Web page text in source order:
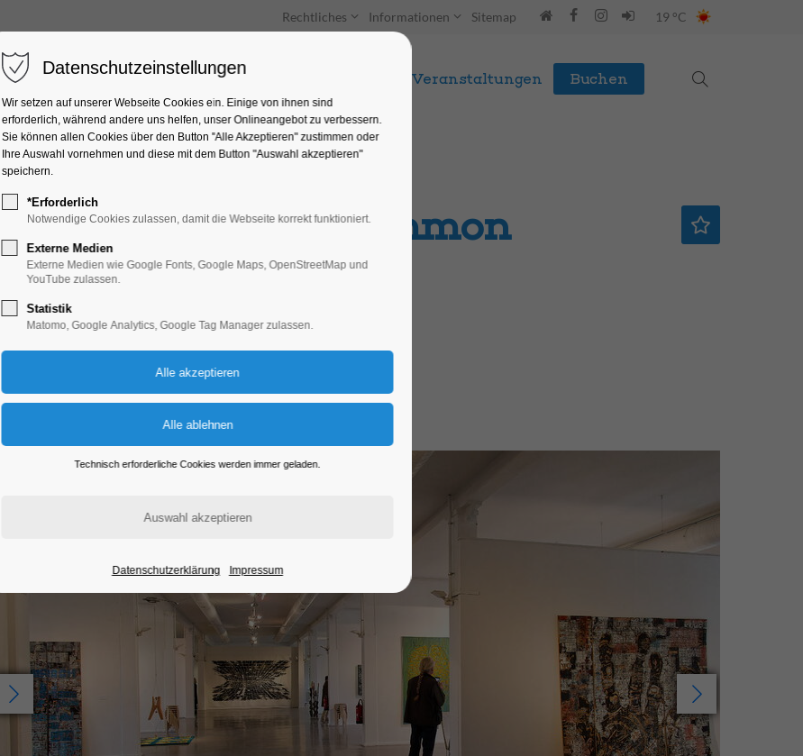
Rechtliches Informationen Sitemap 19 °C
Unterkünfte Entdecken & Erleben Veranstaltungen Buchen
die Ausstellung 'Common
Ground'
Ausstellung, Kunst
20.10.2024, 13:00–18:00
Eintritt frei
Datenschutzeinstellungen
Wir setzen auf unserer Webseite Cookies ein. Einige von ihnen sind
erforderlich, während andere uns helfen, unser Onlineangebot zu verbessern.
Sie können allen Cookies über den Button "Alle Akzeptieren" zustimmen oder
Ihre Auswahl vornehmen und diese mit dem Button "Auswahl akzeptieren"
speichern.
*Erforderlich
Notwendige Cookies zulassen, damit die Webseite korrekt funktioniert.
Externe Medien
Externe Medien wie Google Fonts, Google Maps, OpenStreetMap und
YouTube zulassen.
Statistik
Matomo, Google Analytics, Google Tag Manager zulassen.
Technisch erforderliche Cookies werden immer geladen.
Datenschutzerklärung Impressum